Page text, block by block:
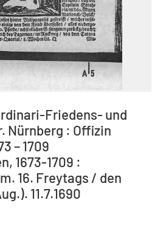
Friedens- und
Nürnberg : Offizin
– 1709
1673-1709 :
16. Freytags / den
11.7.1690